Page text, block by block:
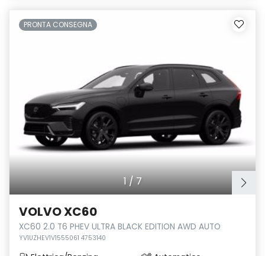
1/7
PRONTA CONSEGNA
VOLVO XC60
XC60 2.0 T6 PHEV ULTRA BLACK EDITION AWD AUTO
YV1UZHEV1V1555061 4753140